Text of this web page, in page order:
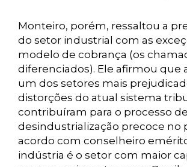
Monteiro, porém, ressaltou a
do setor industrial com as
modelo de cobrança (os
diferenciados). Ele afirmou que
um dos setores mais
distorções do atual sistema
contribuíram para o processo de
desindustrialização precoce no
acordo com conselheiro emérito
indústria é o setor com maior